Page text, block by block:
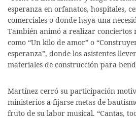
esperanza en orfanatos, hospitales,
comerciales o donde haya una
También animó a realizar conciertos
como “Un kilo de amor” o
esperanza”, donde los asistentes
materiales de construcción para
Martínez cerró su participación
ministerios a fijarse metas de
fruto de su labor musical. “Cantas,